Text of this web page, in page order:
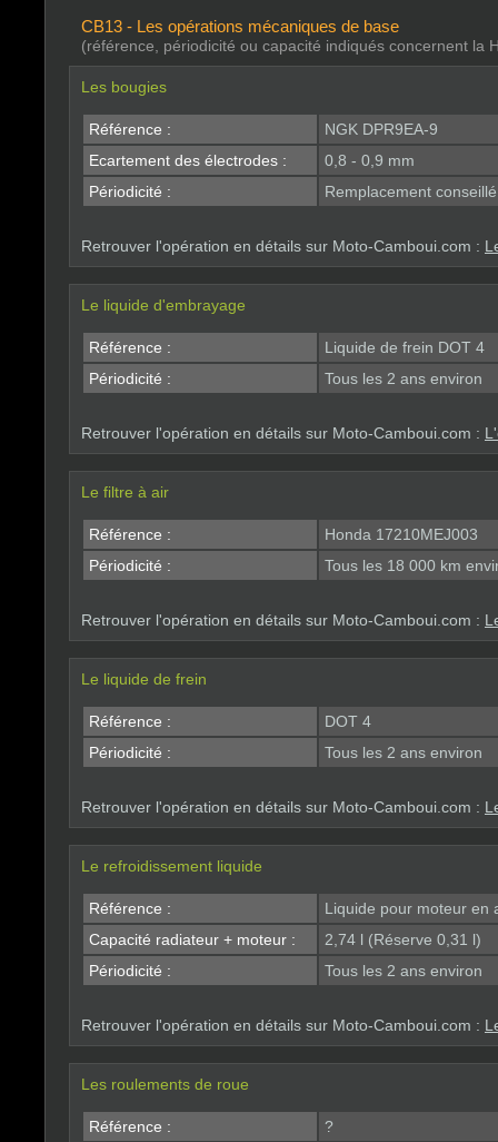
CB13 - Les opérations mécaniques de base
(référence, périodicité ou capacité indiqués concernent la
Les bougies
Référence :
NGK DPR9EA-9
Ecartement des électrodes :
0,8 - 0,9 mm
Périodicité :
Remplacement
Retrouver l'opération en détails sur Moto-Camboui.com :
Le liquide d'embrayage
Référence :
Liquide de frein DOT 4
Périodicité :
Tous les 2 ans environ
Retrouver l'opération en détails sur Moto-Camboui.com :
Le filtre à air
Référence :
Honda 17210MEJ003
Périodicité :
Tous les 18 000 km
Retrouver l'opération en détails sur Moto-Camboui.com :
Le liquide de frein
Référence :
DOT 4
Périodicité :
Tous les 2 ans environ
Retrouver l'opération en détails sur Moto-Camboui.com :
Le refroidissement liquide
Référence :
Liquide pour moteur en
Capacité radiateur + moteur :
2,74 l (Réserve 0,31 l)
Périodicité :
Tous les 2 ans environ
Retrouver l'opération en détails sur Moto-Camboui.com :
Les roulements de roue
Référence : ?